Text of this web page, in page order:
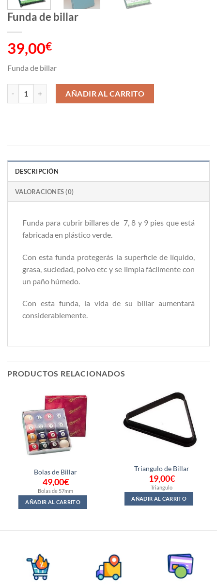
Funda de billar
39,00€
Funda de billar
Funda de billar cantidadAÑADIR AL CARRITO
DESCRIPCIÓN
VALORACIONES (0)
Funda para cubrir billares de 7, 8 y 9 pies que está
fabricada en plástico verde.
Con esta funda protegerás la superficie de líquido,
grasa, suciedad, polvo etc y se limpia fácilmente con
un paño húmedo.
Con esta funda, la vida de su billar aumentará
considerablemente.
PRODUCTOS RELACIONADOS
Bolas de Billar
49,00€
Bolas de 57mm
AÑADIR AL CARRITO
Triangulo de Billar
19,00€
Triangulo
AÑADIR AL CARRITO